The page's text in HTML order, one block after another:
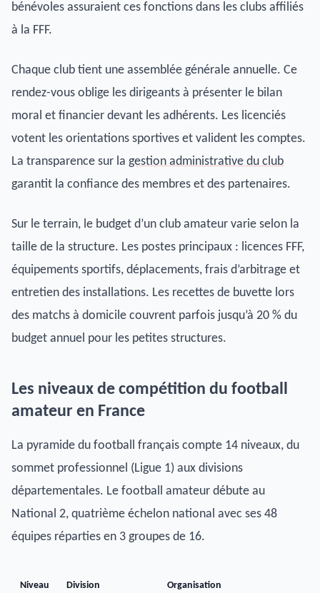
bénévoles assuraient ces fonctions dans les clubs affiliés
à la FFF.
Chaque club tient une assemblée générale annuelle. Ce
rendez-vous oblige les dirigeants à présenter le bilan
moral et financier devant les adhérents. Les licenciés
votent les orientations sportives et valident les comptes.
La transparence sur la gestion administrative du club
garantit la confiance des membres et des partenaires.
Sur le terrain, le budget d’un club amateur varie selon la
taille de la structure. Les postes principaux : licences FFF,
équipements sportifs, déplacements, frais d’arbitrage et
entretien des installations. Les recettes de buvette lors
des matchs à domicile couvrent parfois jusqu’à 20 % du
budget annuel pour les petites structures.
Les niveaux de compétition du football
amateur en France
La pyramide du football français compte 14 niveaux, du
sommet professionnel (Ligue 1) aux divisions
départementales. Le football amateur débute au
National 2, quatrième échelon national avec ses 48
équipes réparties en 3 groupes de 16.
Niveau Division Organisation